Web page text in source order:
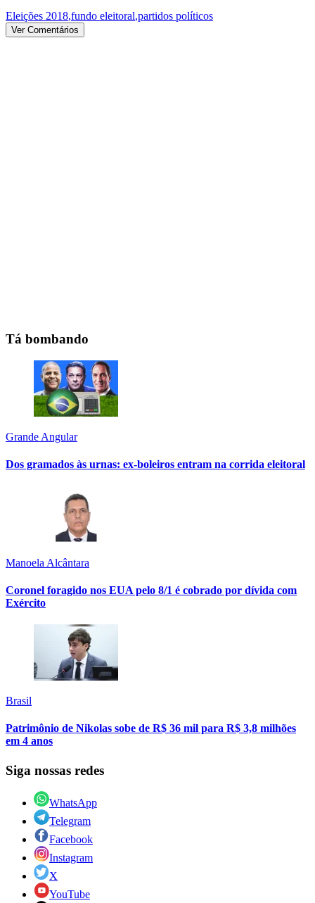
Eleições 2018,fundo eleitoral,partidos políticos
Ver Comentários
Tá bombando
Grande Angular
Dos gramados às urnas: ex-boleiros entram na corrida eleitoral
Manoela Alcântara
Coronel foragido nos EUA pelo 8/1 é cobrado por dívida com
Exército
Brasil
Patrimônio de Nikolas sobe de R$ 36 mil para R$ 3,8 milhões
em 4 anos
Siga nossas redes
WhatsApp
Telegram
Facebook
Instagram
X
YouTube